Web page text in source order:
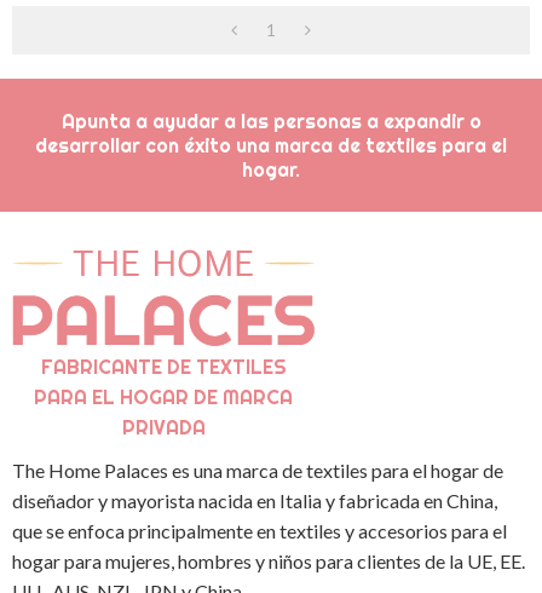
1
Apunta a ayudar a las personas a expandir o
desarrollar con éxito una marca de textiles para el
hogar.
FABRICANTE DE TEXTILES
PARA EL HOGAR DE MARCA
PRIVADA
The Home Palaces es una marca de textiles para el hogar de
diseñador y mayorista nacida en Italia y fabricada en China,
que se enfoca principalmente en textiles y accesorios para el
hogar para mujeres, hombres y niños para clientes de la UE, EE.